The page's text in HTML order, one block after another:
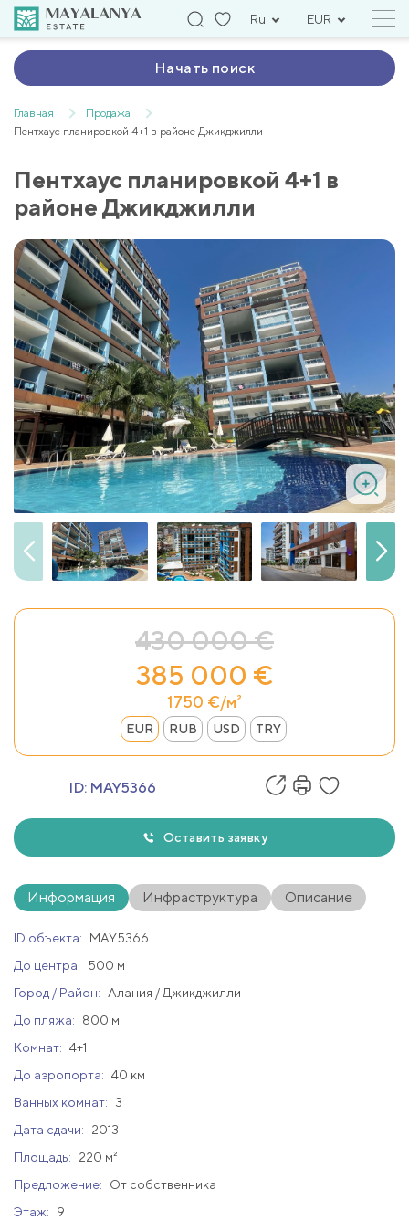
Ru EUR
Начать поиск
Главная
Продажа
Пентхаус планировкой 4+1 в районе Джикджилли
Пентхаус планировкой 4+1 в
районе Джикджилли
430 000 €
385 000 €
1750 €/м²
EUR RUB USD TRY
ID: MAY5366
Оставить заявку
Информация Инфраструктура Описание
ID объекта:
MAY5366
До центра:
500 м
Город / Район:
Алания / Джикджилли
До пляжа:
800 м
Комнат: 4+1
До аэропорта: 40 км
Ванных комнат:
3
Дата сдачи:
2013
Площадь:
220 м²
Предложение:
От собственника
Этаж:
9